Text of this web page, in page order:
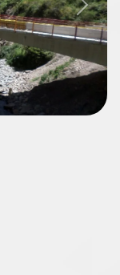
Next